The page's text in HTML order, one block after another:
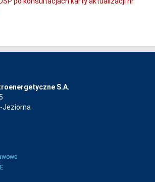
S.A.
Jeziorna